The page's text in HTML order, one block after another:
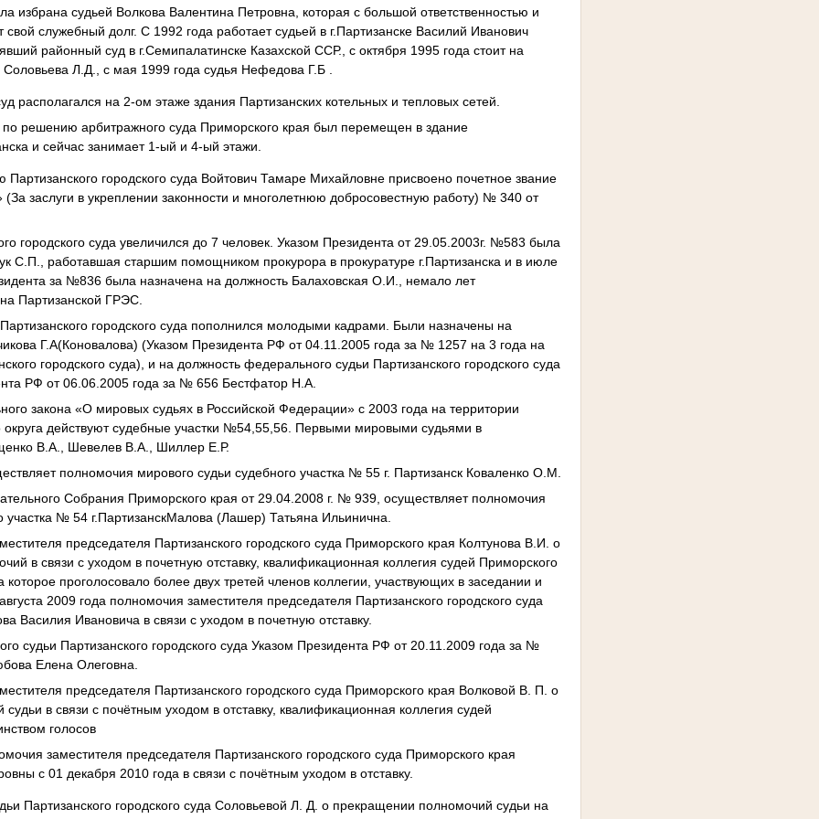
избрана судьей Волкова Валентина Петровна, которая с большой ответственностью и
свой служебный долг. С 1992 года работает судьей в г.Партизанске Василий Иванович
районный суд в г.Семипалатинске Казахской ССР., с октября 1995 года стоит на
Л.Д., с мая 1999 года судья Нефедова Г.Б .
располагался на 2-ом этаже здания Партизанских котельных и тепловых сетей.
решению арбитражного суда Приморского края был перемещен в здание
и сейчас занимает 1-ый и 4-ый этажи.
Партизанского городского суда Войтович Тамаре Михайловне присвоено почетное звание
заслуги в укреплении законности и многолетнюю добросовестную работу) № 340 от
городского суда увеличился до 7 человек. Указом Президента от 29.05.2003г. №583 была
С.П., работавшая старшим помощником прокурора в прокуратуре г.Партизанска и в июле
за №836 была назначена на должность Балаховская О.И., немало лет
Партизанской ГРЭС.
городского суда пополнился молодыми кадрами. Были назначены на
Г.А(Коновалова) (Указом Президента РФ от 04.11.2005 года за № 1257 на 3 года на
городского суда), и на должность федерального судьи Партизанского городского суда
РФ от 06.06.2005 года за № 656 Бестфатор Н.А.
закона «О мировых судьях в Российской Федерации» с 2003 года на территории
округа действуют судебные участки №54,55,56. Первыми мировыми судьями в
В.А., Шевелев В.А., Шиллер Е.Р.
полномочия мирового судьи судебного участка № 55 г. Партизанск Коваленко О.М.
Собрания Приморского края от 29.04.2008 г. № 939, осуществляет полномочия
участка № 54 г.ПартизанскМалова (Лашер) Татьяна Ильинична.
председателя Партизанского городского суда Приморского края Колтунова В.И. о
в связи с уходом в почетную отставку, квалификационная коллегия судей Приморского
проголосовало более двух третей членов коллегии, участвующих в заседании и
2009 года полномочия заместителя председателя Партизанского городского суда
Василия Ивановича в связи с уходом в почетную отставку.
судьи Партизанского городского суда Указом Президента РФ от 20.11.2009 года за №
Елена Олеговна.
председателя Партизанского городского суда Приморского края Волковой В. П. о
в связи с почётным уходом в отставку, квалификационная коллегия судей
голосов
заместителя председателя Партизанского городского суда Приморского края
с 01 декабря 2010 года в связи с почётным уходом в отставку.
Партизанского городского суда Соловьевой Л. Д. о прекращении полномочий судьи на